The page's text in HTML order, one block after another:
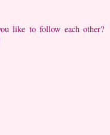
like to follow each other?